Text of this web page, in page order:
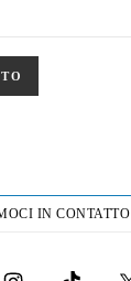
IN CONTATTO